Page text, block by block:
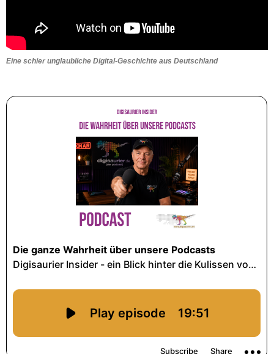
Eine schier unglaubliche Digital-Geschichte aus Deutschland